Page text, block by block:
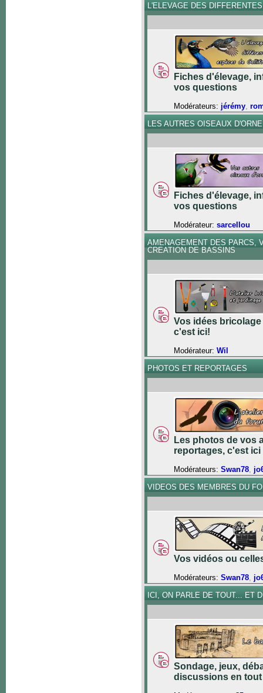
L'ELEVAGE DES
Fiches d'élevage,
vos questions
Modérateurs: jérémy,
LES AUTRES OISEAUX
Fiches d'élevage,
vos questions
Modérateur: sarcellou
AMENAGEMENT DES PARCS,
CREATION DE BASSINS
Vos idées
c'est ici!
Modérateur: Wil
PHOTOS ET REPORTAGES
Les photos de vos
reportages, c'est ici
Modérateurs: Swan78,
VIDEOS DES MEMBRES DU
Vos vidéos ou
Modérateurs: Swan78,
ICI, ON PARLE DE TOUT... ET
Sondage, jeux,
discussions en